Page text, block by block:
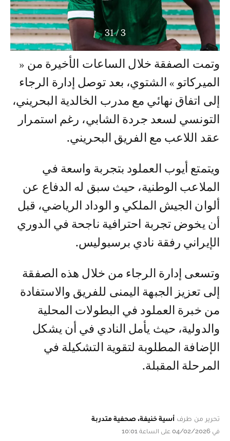
4
/
31
وتمت الصفقة خلال الساعات الأخيرة من «
الميركاتو » الشتوي، بعد توصل إدارة الرجاء
إلى اتفاق نهائي مع مدرب الخالدية البحريني،
التونسي لسعد جردة الشابي، رغم استمرار
عقد اللاعب مع الفريق البحريني.
ويتمتع أيوب العملود بتجربة واسعة في
الملاعب الوطنية، حيث سبق له الدفاع عن
ألوان الجيش الملكي و الوداد الرياضي، قبل
أن يخوض تجربة احترافية ناجحة في الدوري
الإيراني رفقة نادي برسبوليس.
وتسعى إدارة الرجاء من خلال هذه الصفقة
إلى تعزيز الجبهة اليمنى للفريق والاستفادة
من خبرة العملود في البطولات المحلية
والدولية، حيث يأمل النادي في أن يشكل
الإضافة المطلوبة لتقوية التشكيلة في
المرحلة المقبلة.
تحرير من طرف أسية خنيفة، صحفية متدربة
في 04/02/2026 على الساعة 10:01